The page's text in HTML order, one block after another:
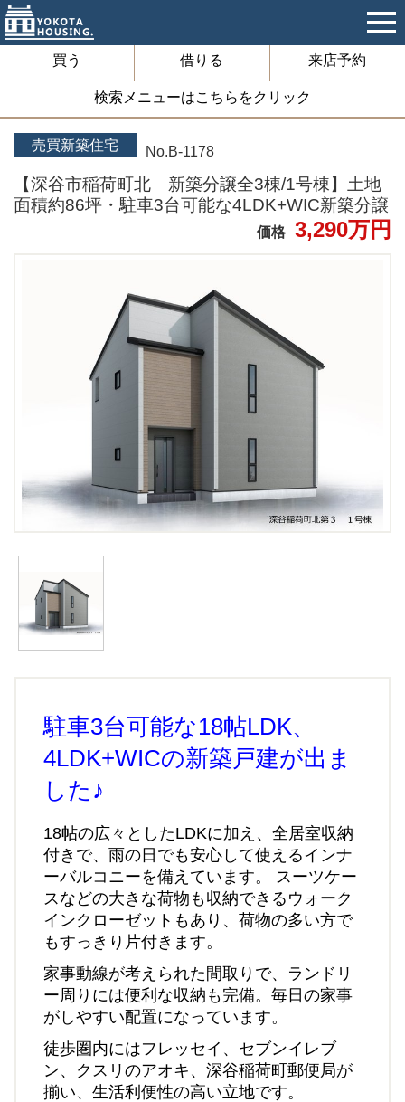
買う 借りる 来店予約
検索メニューはこちらをクリック
売買新築住宅 No.B-1178
【深谷市稲荷町北 新築分譲全3棟/1号棟】土地
面積約86坪・駐車3台可能な4LDK+WIC新築分譲
価格 3,290万円
駐車3台可能な18帖LDK、
4LDK+WICの新築戸建が出ま
した♪
18帖の広々としたLDKに加え、全居室収納
付きで、雨の日でも安心して使えるインナ
ーバルコニーを備えています。 スーツケー
スなどの大きな荷物も収納できるウォーク
インクローゼットもあり、荷物の多い方で
もすっきり片付きます。
家事動線が考えられた間取りで、ランドリ
ー周りには便利な収納も完備。毎日の家事
がしやすい配置になっています。
徒歩圏内にはフレッセイ、セブンイレブ
ン、クスリのアオキ、深谷稲荷町郵便局が
揃い、生活利便性の高い立地です。